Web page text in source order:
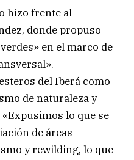
hizo frente al
donde propuso
en el marco de
del Iberá como
de naturaleza y
lo que se
de áreas
y rewilding, lo que